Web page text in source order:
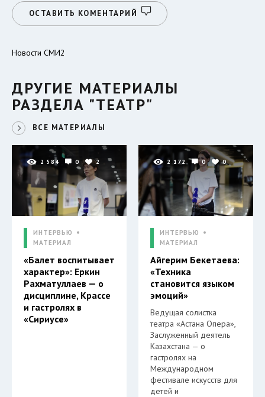
ОСТАВИТЬ КОМЕНТАРИЙ
Новости СМИ2
ДРУГИЕ МАТЕРИАЛЫ
РАЗДЕЛА "ТЕАТР"
ВСЕ МАТЕРИАЛЫ
2 584 0 2
ИНТЕРВЬЮ
МАТЕРИАЛ
«Балет воспитывает
характер»: Еркин
Рахматуллаев — о
дисциплине, Крассе
и гастролях в
«Сириусе»
2 172 0 0
ИНТЕРВЬЮ
МАТЕРИАЛ
Айгерим Бекетаева:
«Техника
становится языком
эмоций»
Ведущая солистка
театра «Астана Опера»,
Заслуженный деятель
Казахстана — о
гастролях на
Международном
фестивале искусств для
детей и